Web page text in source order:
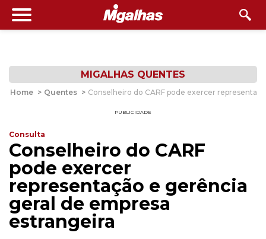
MIGALHAS QUENTES
Home > Quentes > Conselheiro do CARF pode exercer
PUBLICIDADE
Consulta
Conselheiro do CARF
pode exercer
representação e gerência
geral de empresa
estrangeira